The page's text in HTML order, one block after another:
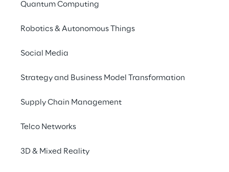
Quantum Computing
Robotics & Autonomous Things
Social Media
Strategy and Business Model Transformation
Supply Chain Management
Telco Networks
3D & Mixed Reality